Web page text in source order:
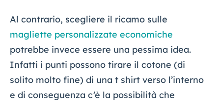
Al contrario, scegliere il ricamo sulle
magliette personalizzate economiche
potrebbe invece essere una pessima idea.
Infatti i punti possono tirare il cotone (di
solito molto fine) di una t shirt verso l’interno
e di conseguenza c’è la possibilità che